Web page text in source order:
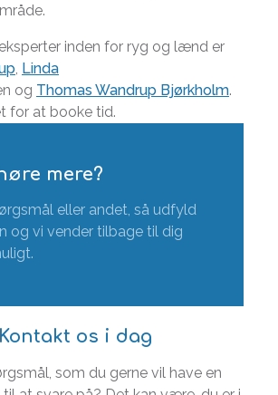
inden for ryg og lænd er
, Linda
og Thomas Wandrup Bjørkholm.
for at booke tid.
mere?
eller andet, så udfyld
og vi vender tilbage til dig
Kontakt os i dag
som du gerne vil have en